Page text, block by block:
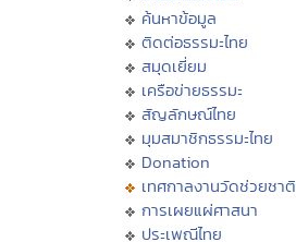
ค้นหาข้อมูล
ติดต่อธรรมะไทย
สมุดเยี่ยม
เครือข่ายธรรมะ
สัญลักษณ์ไทย
มุมสมาชิกธรรมะไทย
Donation
เทศกาลงานวัดช่วยชาติ
การเผยแผ่ศาสนา
ประเพณีไทย